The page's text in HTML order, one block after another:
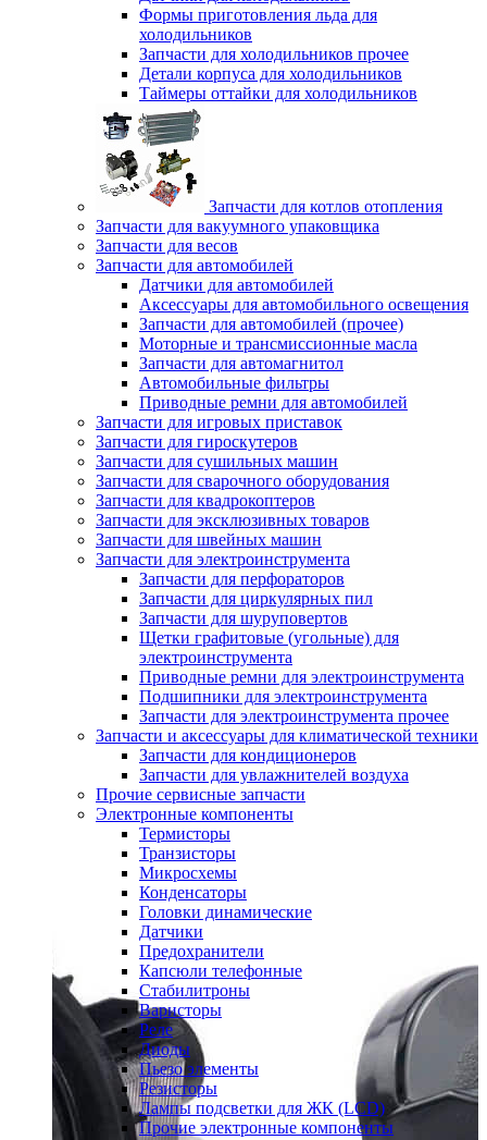
Формы приготовления льда для
холодильников
Запчасти для холодильников прочее
Детали корпуса для холодильников
Таймеры оттайки для холодильников
Запчасти для котлов отопления
Запчасти для вакуумного упаковщика
Запчасти для весов
Запчасти для автомобилей
Датчики для автомобилей
Аксессуары для автомобильного освещения
Запчасти для автомобилей (прочее)
Моторные и трансмиссионные масла
Запчасти для автомагнитол
Автомобильные фильтры
Приводные ремни для автомобилей
Запчасти для игровых приставок
Запчасти для гироскутеров
Запчасти для сушильных машин
Запчасти для сварочного оборудования
Запчасти для квадрокоптеров
Запчасти для эксклюзивных товаров
Запчасти для швейных машин
Запчасти для электроинструмента
Запчасти для перфораторов
Запчасти для циркулярных пил
Запчасти для шуруповертов
Щетки графитовые (угольные) для
электроинструмента
Приводные ремни для электроинструмента
Подшипники для электроинструмента
Запчасти для электроинструмента прочее
Запчасти и аксессуары для климатической техники
Запчасти для кондиционеров
Запчасти для увлажнителей воздуха
Прочие сервисные запчасти
Электронные компоненты
Термисторы
Транзисторы
Микросхемы
Конденсаторы
Головки динамические
Датчики
Предохранители
Капсюли телефонные
Стабилитроны
Варисторы
Реле
Диоды
Пьезо элементы
Резисторы
Лампы подсветки для ЖК (LCD)
Прочие электронные компоненты